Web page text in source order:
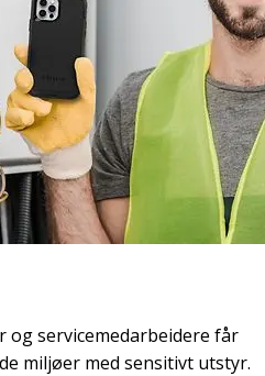
og servicemedarbeidere får
miljøer med sensitivt utstyr.